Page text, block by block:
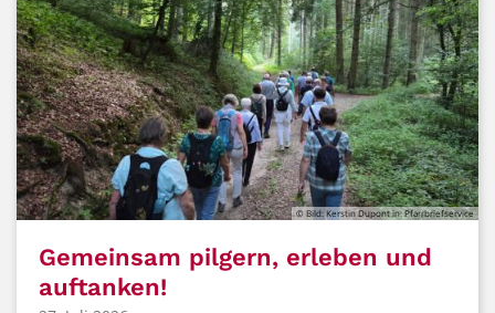
© Bild: Kerstin Dupont in: Pfarrbriefservice
Gemeinsam pilgern, erleben und
auftanken!